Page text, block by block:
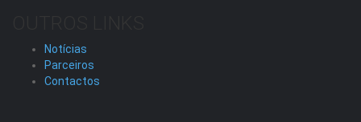
Notícias
Parceiros
Contactos